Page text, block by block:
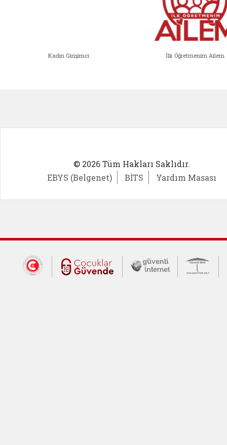
Kadın Girişimci İlk Öğretmenim Ailem
© 2026 Tüm Hakları Saklıdır.
EBYS (Belgenet)
BİTS Yardım Masası
Dış Bağlantılar
Cumhurbaşkanlığı İletişim Merkezi
Çocuklar Güvende (yeni
Güvenli